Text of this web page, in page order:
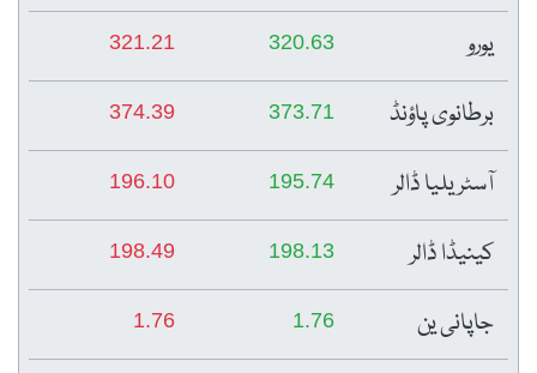
یورو 320.63
321.21
برطانوی پاؤنڈ 373.71
374.39
آسٹریلیا ڈالر 195.74
196.10
کینیڈا ڈالر 198.13
198.49
جاپانی ین 1.76
1.76